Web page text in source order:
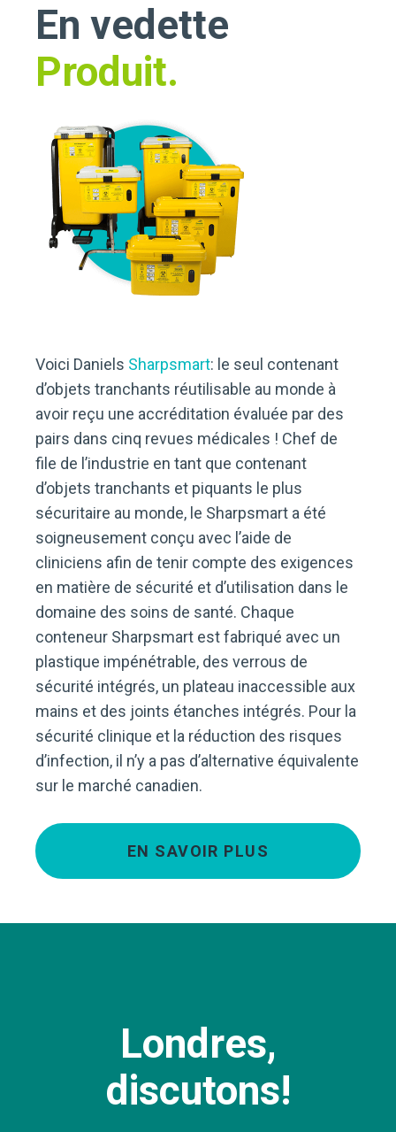
En vedette
Produit.
Voici Daniels Sharpsmart: le seul contenant
d’objets tranchants réutilisable au monde à
avoir reçu une accréditation évaluée par des
pairs dans cinq revues médicales ! Chef de
file de l’industrie en tant que contenant
d’objets tranchants et piquants le plus
sécuritaire au monde, le Sharpsmart a été
soigneusement conçu avec l’aide de
cliniciens afin de tenir compte des exigences
en matière de sécurité et d’utilisation dans le
domaine des soins de santé. Chaque
conteneur Sharpsmart est fabriqué avec un
plastique impénétrable, des verrous de
sécurité intégrés, un plateau inaccessible aux
mains et des joints étanches intégrés. Pour la
sécurité clinique et la réduction des risques
d’infection, il n’y a pas d’alternative équivalente
sur le marché canadien.
EN SAVOIR PLUS
Londres,
discutons!